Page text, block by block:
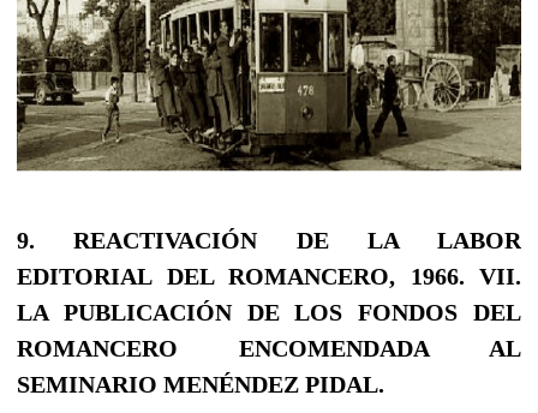
9. REACTIVACIÓN DE LA LABOR
EDITORIAL DEL ROMANCERO, 1966. VII.
LA PUBLICACIÓN DE LOS FONDOS DEL
ROMANCERO ENCOMENDADA AL
SEMINARIO MENÉNDEZ PIDAL.